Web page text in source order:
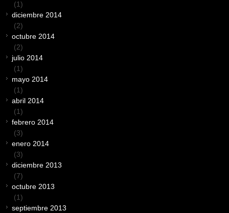
(1)
diciembre 2014
(2)
octubre 2014
(2)
julio 2014
(1)
mayo 2014
(1)
abril 2014
(1)
febrero 2014
(3)
enero 2014
(3)
diciembre 2013
(7)
octubre 2013
(1)
septiembre 2013